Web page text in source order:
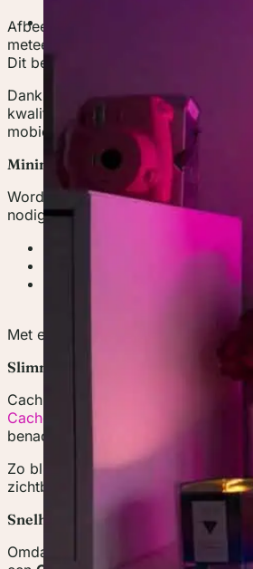
Afbeeldingen nemen vaak het
meteen besloten om geen JPEGs
Dit bestandsformaat is veel lichter
Dankzij WebP zijn onze
kwaliteitsverlies. Dit heeft een
mobiel.
Minimaliseren van overbodige
WordPress is geweldig, maar
nodig hebt. Daarom gebruiken wij
Emoji-scripts uitgeschakeld
Onnodige WooCommerce-
Met een paar vinkjes maakten we
Slimme caching met Smart Cache
Caching was een no-brainer,
Cache via Wordify
, onze
benadering, past Smart Cache
Zo blijven veelbezochte pagina’s
zichtbaar zijn. Geen gedoe, wel
Snelheid wereldwijd dankzij een
Omdat onze bezoekers niet alleen